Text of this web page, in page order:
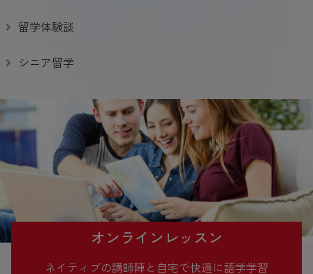
留学体験談
シニア留学
オンラインレッスン
ネイティブの講師陣と自宅で快適に語学学習